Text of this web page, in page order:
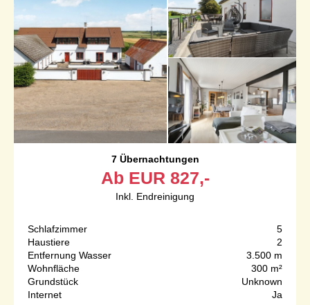
7 Übernachtungen
Ab EUR 827,-
Inkl. Endreinigung
Schlafzimmer
5
Haustiere
2
Entfernung Wasser
3.500 m
Wohnfläche
300 m²
Grundstück
Unknown
Internet
Ja